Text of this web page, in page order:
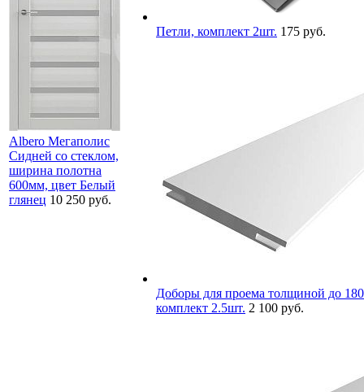
Albero Мегаполис
Сидней со стеклом,
ширина полотна
600мм, цвет Белый
глянец 10 250 руб.
Петли, комплект 2шт. 175 руб.
Доборы для проема толщиной до
комплект 2.5шт. 2 100 руб.